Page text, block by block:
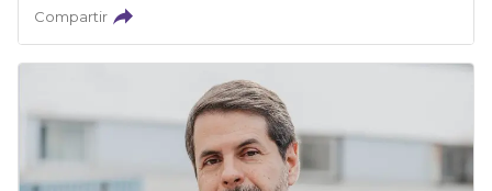
Compartir